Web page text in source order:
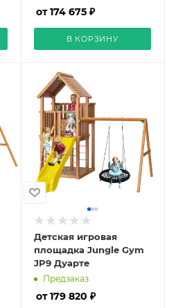
от 174 675 ₽
В КОРЗИНУ
Детская игровая
площадка Jungle Gym
JP9 Дуарте
Предзаказ
от 179 820 ₽